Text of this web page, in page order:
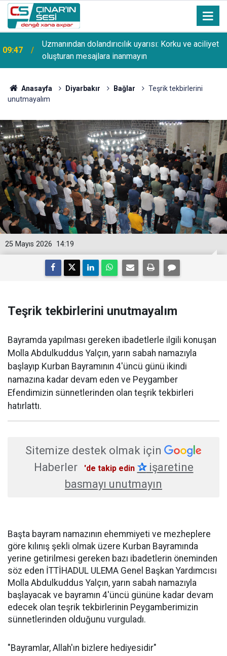
09:47
Uzmanından dolandırıcılık uyarısı: Korku ve aciliyet
oluşturan mesajlara inanmayın
Anasayfa Diyarbakır Bağlar
Teşrik tekbirlerini
unutmayalım
14:19
25 Mayıs 2026
Teşrik tekbirlerini unutmayalım
Bayramda yapılması gereken ibadetlerle ilgili konuşan
Molla Abdulkuddus Yalçın, yarın sabah namazıyla
başlayıp Kurban Bayramının 4'üncü günü ikindi
namazına kadar devam eden ve Peygamber
Efendimizin sünnetlerinden olan teşrik tekbirleri
hatırlattı.
Sitemize destek olmak için
Haberler
'de takip edin ✰işaretine
basmayı unutmayın
Başta bayram namazının ehemmiyeti ve mezheplere
göre kılınış şekli olmak üzere Kurban Bayramında
yerine getirilmesi gereken bazı ibadetlerin öneminden
söz eden İTTİHADUL ULEMA Genel Başkan Yardımcısı
Molla Abdulkuddus Yalçın, yarın sabah namazıyla
başlayacak ve bayramın 4'üncü gününe kadar devam
edecek olan teşrik tekbirlerinin Peygamberimizin
sünnetlerinden olduğunu vurguladı.
"Bayramlar, Allah'ın bizlere hediyesidir"